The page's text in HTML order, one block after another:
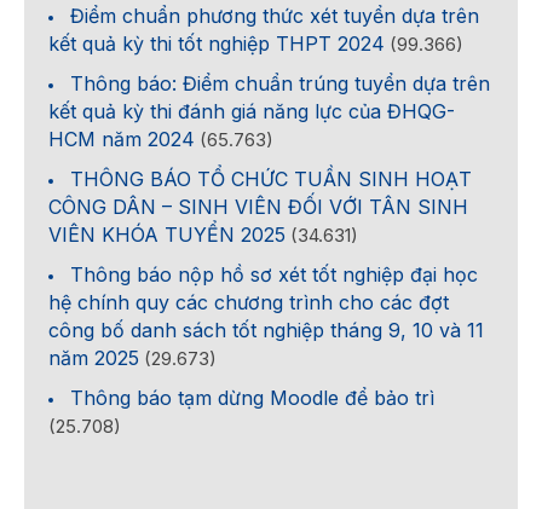
Điểm chuẩn phương thức xét tuyển dựa trên
kết quả kỳ thi tốt nghiệp THPT 2024 (99.366)
Thông báo: Điểm chuẩn trúng tuyển dựa trên
kết quả kỳ thi đánh giá năng lực của ĐHQG-
HCM năm 2024 (65.763)
THÔNG BÁO TỔ CHỨC TUẦN SINH HOẠT
CÔNG DÂN – SINH VIÊN ĐỐI VỚI TÂN SINH
VIÊN KHÓA TUYỂN 2025 (34.631)
Thông báo nộp hồ sơ xét tốt nghiệp đại học
hệ chính quy các chương trình cho các đợt
công bố danh sách tốt nghiệp tháng 9, 10 và 11
năm 2025 (29.673)
Thông báo tạm dừng Moodle để bảo trì
(25.708)